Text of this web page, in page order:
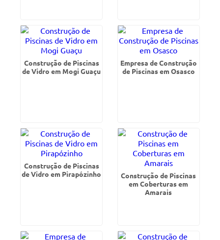
Construção de Piscinas
de Vidro em Mogi Guaçu
Empresa de Construção
de Piscinas em Osasco
Construção de Piscinas
de Vidro em Pirapózinho
Construção de Piscinas
em Coberturas em
Amarais